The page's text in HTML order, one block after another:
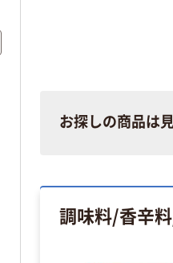
お探しの商品は
調味料/香辛
ータイプ 乳白半
透明 高密度タイ
配合
乾電池 単3